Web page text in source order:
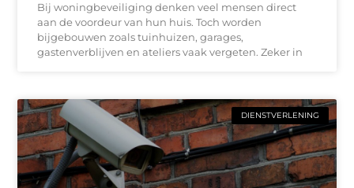
Bij woningbeveiliging denken veel mensen direct
aan de voordeur van hun huis. Toch worden
bijgebouwen zoals tuinhuizen, garages,
gastenverblijven en ateliers vaak vergeten. Zeker in
DIENSTVERLENING